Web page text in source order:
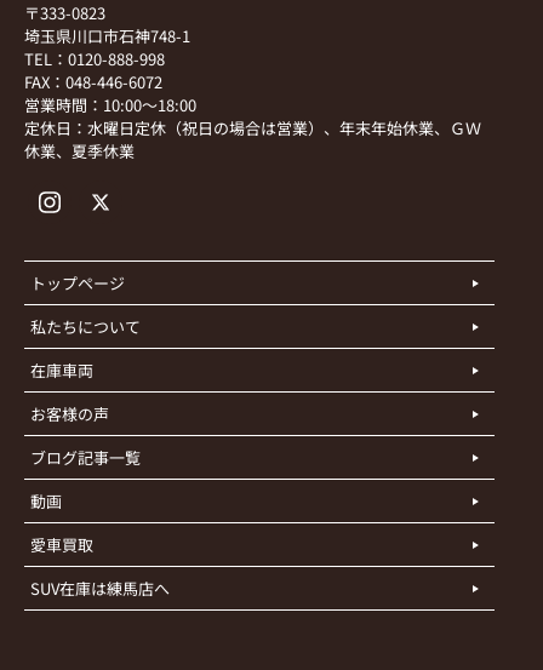
〒333-0823
埼玉県川口市石神748-1
TEL：0120-888-998
FAX：048-446-6072
営業時間：10:00～18:00
定休日：水曜日定休（祝日の場合は営業）、年末年始休業、ＧＷ
休業、夏季休業
トップページ
私たちについて
在庫車両
お客様の声
ブログ記事一覧
動画
愛車買取
SUV在庫は練馬店へ